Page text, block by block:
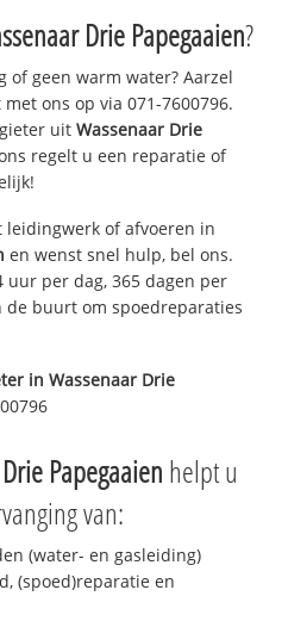
Drie Papegaaien?
of geen warm water? Aarzel
ons op via 071-7600796.
uitWassenaar Drie
regelt u een reparatie of
of afvoeren in
en wenst snel hulp, bel ons.
uur per dag, 365 dagen per
buurt om spoedreparaties
inWassenaar Drie
Papegaaien helpt u
van:
(water- en gasleiding)
(spoed)reparatie en